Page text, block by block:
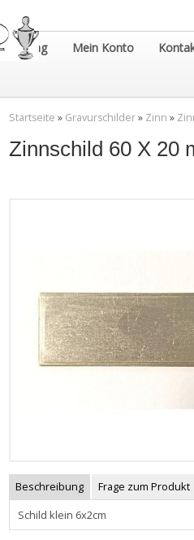
Gosling Mein Konto
Startseite » Gravurschilder» Zinn »
Zinnschild 60 X 20
Beschreibung
Frage zum Produkt
Schild klein 6x2cm